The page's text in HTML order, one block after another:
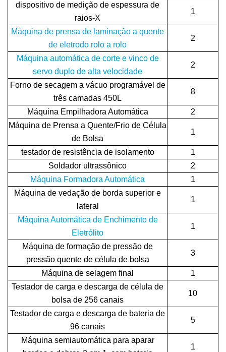
dispositivo de medição de espessura de
raios-X
1
Máquina de prensa de laminação a quente
de eletrodo rolo a rolo
2
Máquina automática de corte e vinco de
servo duplo de alta velocidade
2
Forno de secagem a vácuo programável de
três camadas 450L
8
Máquina Empilhadora Automática
2
Máquina de Prensa a Quente/Frio de Célula
de Bolsa
1
testador de resistência de isolamento
1
Soldador ultrassônico
2
Máquina Formadora Automática
1
Máquina de vedação de borda superior e
lateral
1
Máquina Automática de Enchimento de
Eletrólito
1
Máquina de formação de pressão de
pressão quente de célula de bolsa
3
Máquina de selagem final
1
Testador de carga e descarga de célula de
bolsa de 256 canais
10
Testador de carga e descarga de bateria de
96 canais
5
Máquina semiautomática para aparar
1